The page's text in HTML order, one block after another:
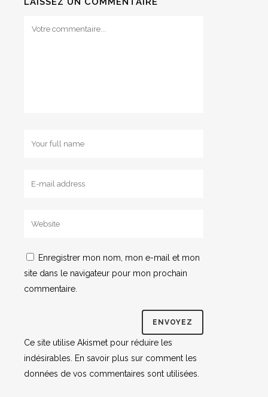
Enregistrer mon nom, mon e-mail et mon
site dans le navigateur pour mon prochain
commentaire.
Ce site utilise Akismet pour réduire les
indésirables.
En savoir plus sur comment les
données de vos commentaires sont utilisées